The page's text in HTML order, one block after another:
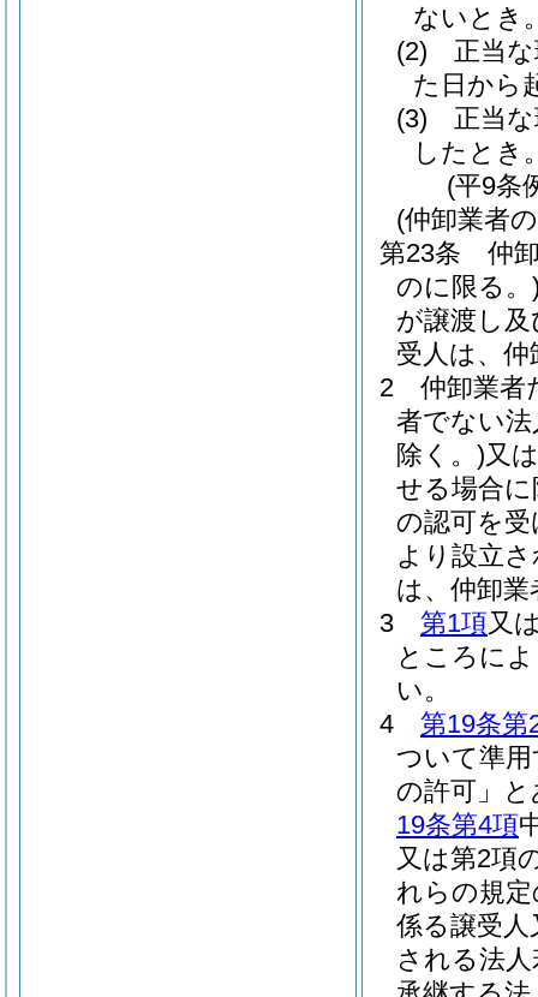
ないとき
(2)
正当
た日から
(3)
正当
したとき
(平9条
(仲卸業者
第23条
仲
のに限る。
が譲渡し
受人は、
2
仲卸業者
者でない
除く。)又
せる場合
の認可を
より設立
は、仲卸
3
第1項又
ところに
い。
4
第19条第
ついて準
の許可」
19条第4項
又は第2項
れらの規
係る譲受
される法